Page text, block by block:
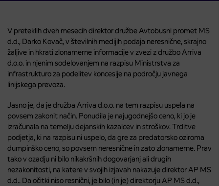
V preteklih dveh mesecih direktor družbe Avtobusni promet MS
d.d., Darko Kovač, v številnih medijih podaja neresnične, skrajno
žaljive in hkrati zlonamerne informacije v zvezi z družbo Arriva
d.o.o. in njenim sodelovanjem na razpisu Ministrstva za
infrastrukturo za podelitev koncesije na področju javnega
linijskega prevoza.
Jasno je, da je družba Arriva d.o.o. na tem razpisu uspela na
povsem zakonit način. Ponudila je najugodnejšo ceno, ki jo je
izračunala na temelju dejanskih kazalcev in stroškov. Trditve
podjetja, ki na razpisu ni uspelo, da gre za predatorsko oziroma
dumpinško ceno, so povsem neresnične in zato zlonamerne. Prav
tako v ozadju ni bilo nikakršnih dogovarjanj ali drugih
nezakonitosti, na katere v svojih izjavah nakazuje direktor AP MS
d.d.. Da očitki niso resnični, je bilo (in je) direktorju AP MS d.d.,